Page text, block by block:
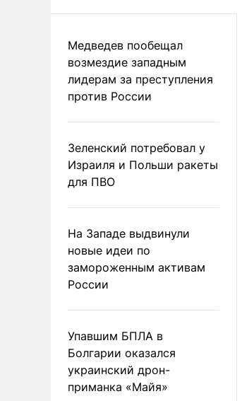
Медведев пообещал
возмездие западным
лидерам за преступления
против России
Зеленский потребовал у
Израиля и Польши ракеты
для ПВО
На Западе выдвинули
новые идеи по
замороженным активам
России
Упавшим БПЛА в
Болгарии оказался
украинский дрон-
приманка «Майя»